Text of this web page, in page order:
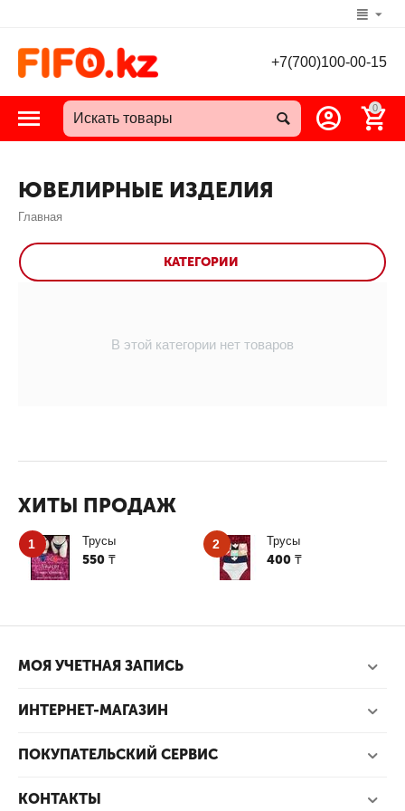
+7(700)100-00-15
0
ЮВЕЛИРНЫЕ ИЗДЕЛИЯ
Главная
КАТЕГОРИИ
В этой категории нет товаров
ХИТЫ ПРОДАЖ
1 Трусы
550 ₸
2 Трусы
400 ₸
МОЯ УЧЕТНАЯ ЗАПИСЬ
ИНТЕРНЕТ-МАГАЗИН
ПОКУПАТЕЛЬСКИЙ СЕРВИС
КОНТАКТЫ